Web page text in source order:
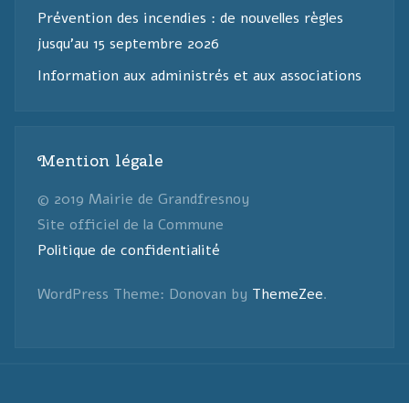
Prévention des incendies : de nouvelles règles
jusqu’au 15 septembre 2026
Information aux administrés et aux associations
Mention légale
© 2019 Mairie de Grandfresnoy
Site officiel de la Commune
Politique de confidentialité
WordPress Theme: Donovan by ThemeZee.